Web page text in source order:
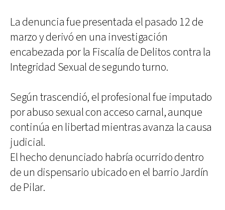
La denuncia fue presentada el pasado 12 de
marzo y derivó en una investigación
encabezada por la Fiscalía de Delitos contra la
Integridad Sexual de segundo turno.
Según trascendió, el profesional fue imputado
por abuso sexual con acceso carnal, aunque
continúa en libertad mientras avanza la causa
judicial.
El hecho denunciado habría ocurrido dentro
de un dispensario ubicado en el barrio Jardín
de Pilar.